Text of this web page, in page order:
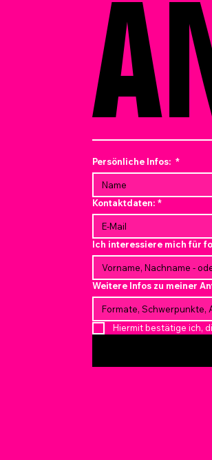
Persönliche Infos: *
Kontaktdaten: *
Ich interessiere mich für
Weitere Infos zu meiner
Hiermit bestätige ich,